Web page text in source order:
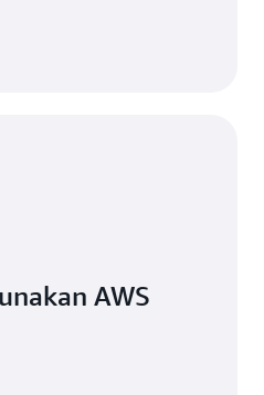
AWS